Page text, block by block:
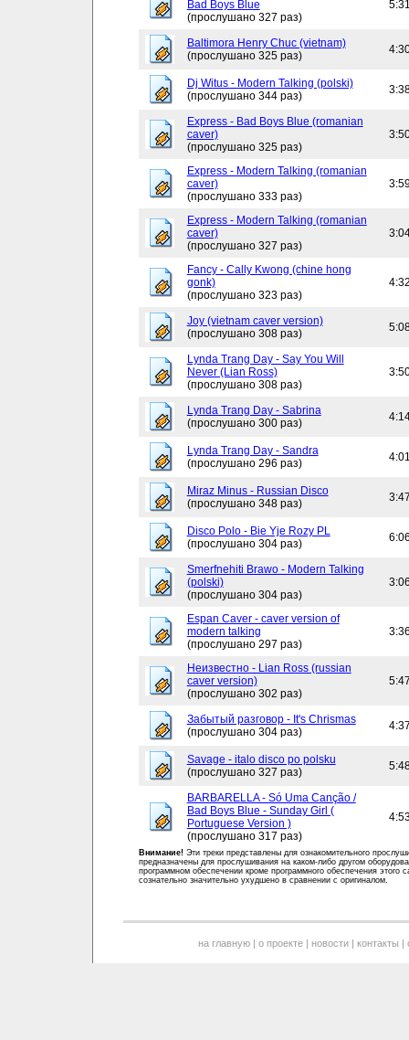
Bad Boys Blue
(прослушано 327 раз)
Baltimora Henry Chuc (vietnam)
(прослушано 325 раз)
Dj Witus - Modern Talking (polski)
(прослушано 344 раз)
Express - Bad Boys Blue (romanian
caver)
(прослушано 325 раз)
Express - Modern Talking (romanian
caver)
(прослушано 333 раз)
Express - Modern Talking (romanian
caver)
(прослушано 327 раз)
Fancy - Cally Kwong (chine hong
gonk)
(прослушано 323 раз)
Joy (vietnam caver version)
(прослушано 308 раз)
Lynda Trang Day - Say You Will
Never (Lian Ross)
(прослушано 308 раз)
Lynda Trang Day - Sabrina
(прослушано 300 раз)
Lynda Trang Day - Sandra
(прослушано 296 раз)
Miraz Minus - Russian Disco
(прослушано 348 раз)
Disco Polo - Bie Yje Rozy PL
(прослушано 304 раз)
Smerfnehiti Brawo - Modern Talking
(polski)
(прослушано 304 раз)
Espan Caver - caver version of
modern talking
(прослушано 297 раз)
Неизвестно - Lian Ross (russian
caver version)
(прослушано 302 раз)
Забытый разговор - It's Chrismas
(прослушано 304 раз)
Savage - italo disco po polsku
(прослушано 327 раз)
BARBARELLA - Só Uma Canção /
Bad Boys Blue - Sunday Girl (
Portuguese Version )
(прослушано 317 раз)
Внимание! Эти треки представлены для ознакомительного
предназначены для прослушивания на каком-либо другом
программном обеспечении кроме программного обеспечения этого
сознательно значительно ухудшено в сравнении с оригиналом.
на главную| о проекте| новости| контакты |